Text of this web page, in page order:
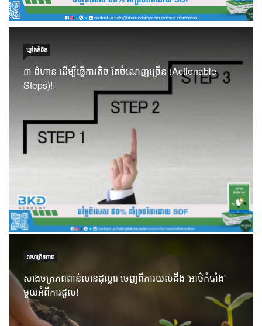
ឃ្លាំង​គំនិត
៣ ជំហាន ដើម្បីធ្វើការតិច តែចំណេញច្រើន (Actionable
Steps)!
សហគ្រិនភាព
សាងចក្រភពពាន់លានដុល្លារ ចេញពីការយល់ដឹង 'អាថ៌កំបាំង'
មួយអំពីការដួល!